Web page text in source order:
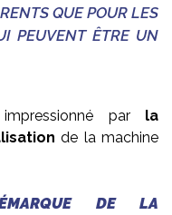
QUE POUR LES
PEUVENT ÊTRE UN
parla
de la machine
DE LA